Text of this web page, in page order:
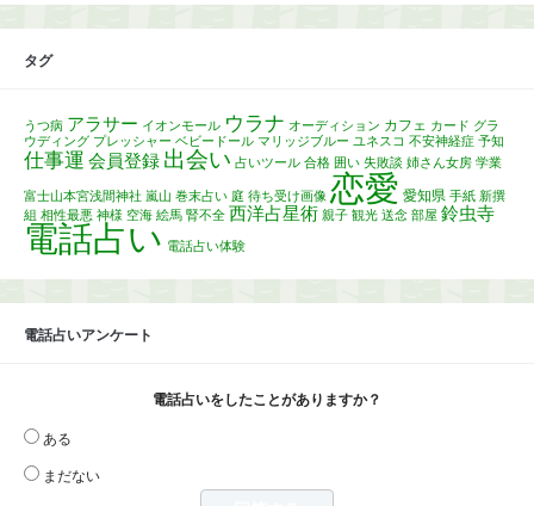
タグ
うつ病 アラサー イオンモール ウラナ オーディション カフェ カード グラ
ウディング プレッシャー ベビードール マリッジブルー ユネスコ 不安神経症 予知
仕事運 会員登録 出会い 占いツール 合格 囲い 失敗談 姉さん女房 学業
富士山本宮浅間神社 嵐山 巻末占い 庭 待ち受け画像 恋愛 愛知県 手紙 新撰
組 相性最悪 神様 空海 絵馬 腎不全 西洋占星術 親子 観光 送念 部屋 鈴虫寺
電話占い 電話占い体験
電話占いアンケート
電話占いをしたことがありますか？
ある
まだない